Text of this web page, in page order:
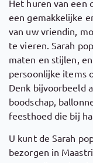
Het huren van een
een gemakkelijke
van uw vriendin,
te vieren. Sarah
maten en stijlen,
persoonlijke items
Denk bijvoorbeeld
boodschap,
feesthoed die bij
U kunt de Sarah
bezorgen in